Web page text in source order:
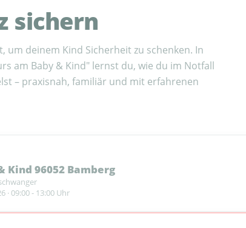
sichern
um deinem Kind Sicherheit zu schenken. In
am Baby & Kind" lernst du, wie du im Notfall
– praxisnah, familiär und mit erfahrenen
Kind 96052 Bamberg
· 09:00 - 13:00 Uhr